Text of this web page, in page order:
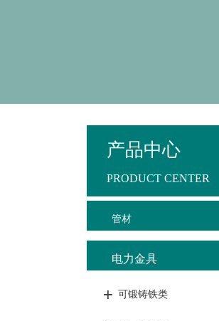
产品中心
PRODUCT CENTER
管材
电力金具
可锻铸铁类